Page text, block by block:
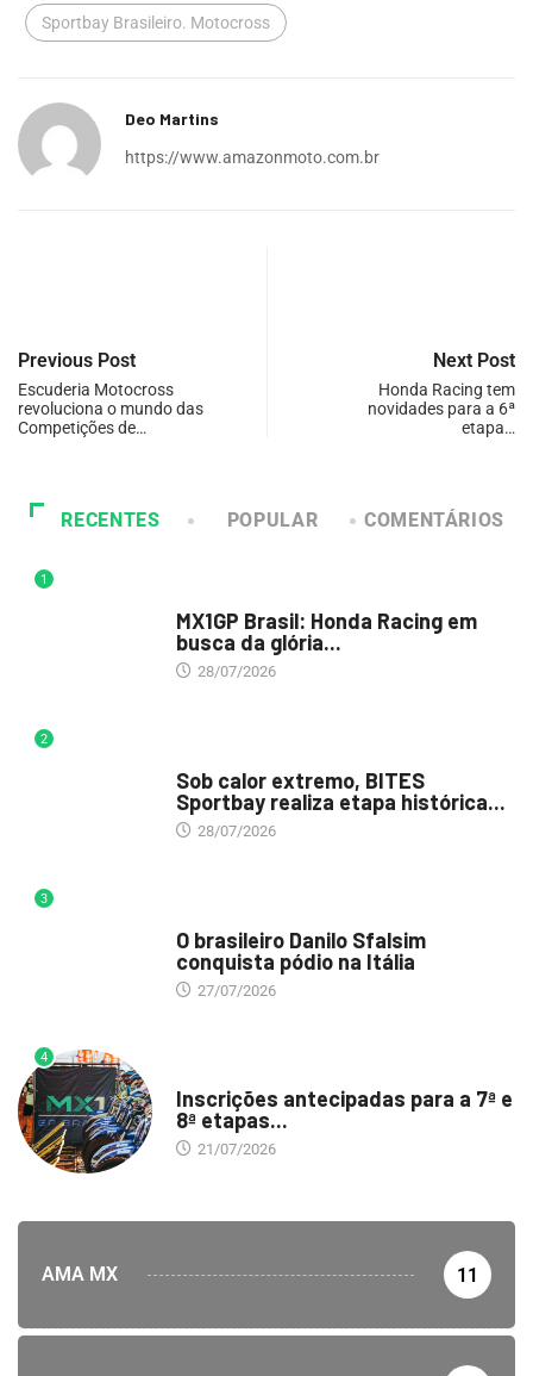
Sportbay Brasileiro. Motocross
Deo Martins
https://www.amazonmoto.com.br
Previous Post
Escuderia Motocross
revoluciona o mundo das
Competições de…
Next Post
Honda Racing tem
novidades para a 6ª
etapa…
RECENTES POPULAR COMENTÁRIOS
1
MX1GP Brasil: Honda Racing em
busca da glória...
28/07/2026
2
Sob calor extremo, BITES
Sportbay realiza etapa histórica...
28/07/2026
3
O brasileiro Danilo Sfalsim
conquista pódio na Itália
27/07/2026
4
Inscrições antecipadas para a 7ª e
8ª etapas...
21/07/2026
AMA MX 11